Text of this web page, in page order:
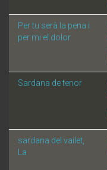
Per tu serà la pena i
per mi el dolor
Sardana de tenor
sardana del vailet,
La